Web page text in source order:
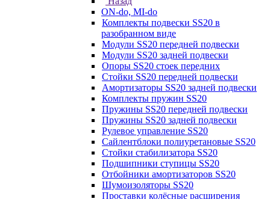
ON-do, MI-do
Комплекты подвески SS20 в
разобранном виде
Модули SS20 передней подвески
Модули SS20 задней подвески
Опоры SS20 стоек передних
Стойки SS20 передней подвески
Амортизаторы SS20 задней подвески
Комплекты пружин SS20
Пружины SS20 передней подвески
Пружины SS20 задней подвески
Рулевое управление SS20
Сайлентблоки полиуретановые SS20
Стойки стабилизатора SS20
Подшипники ступицы SS20
Отбойники амортизаторов SS20
Шумоизоляторы SS20
Проставки колёсные расширения